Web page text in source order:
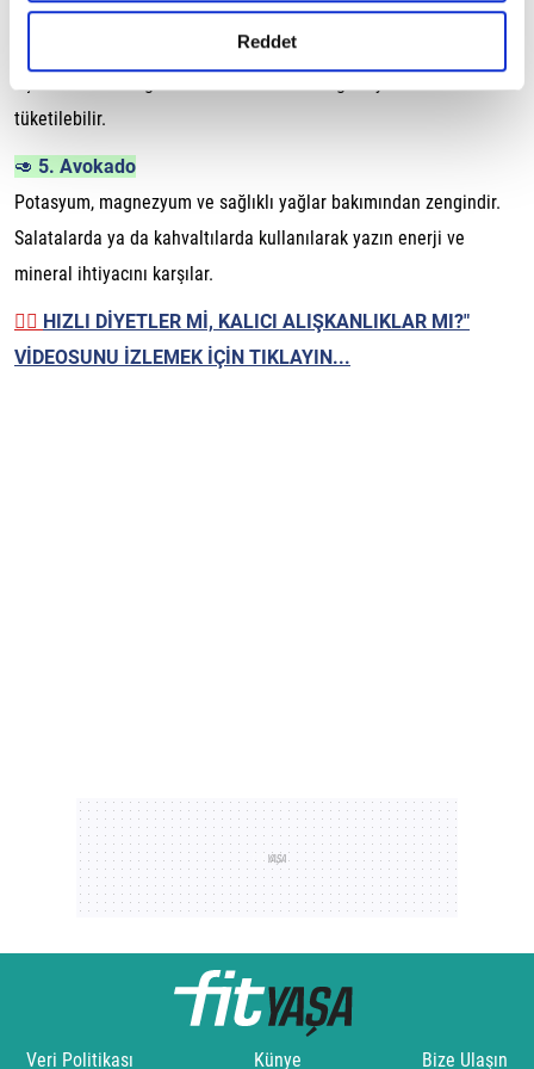
gerçekleştirilen veri işleme faaliyetleri ile ilgili daha
detaylı bilgi almak için lütfentıklayınız.
Reddet
🐟 4. Somon
Omega-3 yağ asitlerinin yanı sıra selenyum, fosfor ve potasyum
tüketilebilir.
🥑 5. Avokado
Potasyum, magnezyum ve sağlıklı yağlar bakımından zengindir.
Salatalarda ya da kahvaltılarda kullanılarak yazın enerji ve
mineral ihtiyacını karşılar.
👉🏼 HIZLI DİYETLER Mİ, KALICI ALIŞKANLIKLAR MI?"
VİDEOSUNU İZLEMEK İÇİN TIKLAYIN...
Veri Politikası Künye Bize Ulaşın